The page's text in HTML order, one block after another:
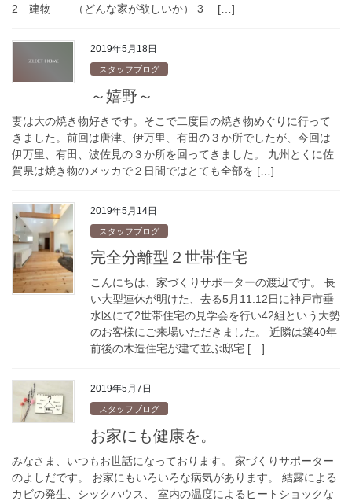
2 建物 （どんな家が欲しいか） 3 […]
2019年5月18日
スタッフブログ
～嬉野～
妻は大の焼き物好きです。そこで二度目の焼き物めぐりに行って
きました。前回は唐津、伊万里、有田の３か所でしたが、今回は
伊万里、有田、波佐見の３か所を回ってきました。 九州とくに佐
賀県は焼き物のメッカで２日間ではとても全部を […]
2019年5月14日
スタッフブログ
完全分離型２世帯住宅
こんにちは、家づくりサポーターの渡辺です。 長
い大型連休が明けた、去る5月11.12日に神戸市垂
水区にて2世帯住宅の見学会を行い42組という大勢
のお客様にご来場いただきました。 近隣は築40年
前後の木造住宅が建て並ぶ邸宅 […]
2019年5月7日
スタッフブログ
お家にも健康を。
みなさま、いつもお世話になっております。 家づくりサポーター
のよしだです。 お家にもいろいろな病気があります。 結露による
カビの発生、シックハウス、 室内の温度によるヒートショックな